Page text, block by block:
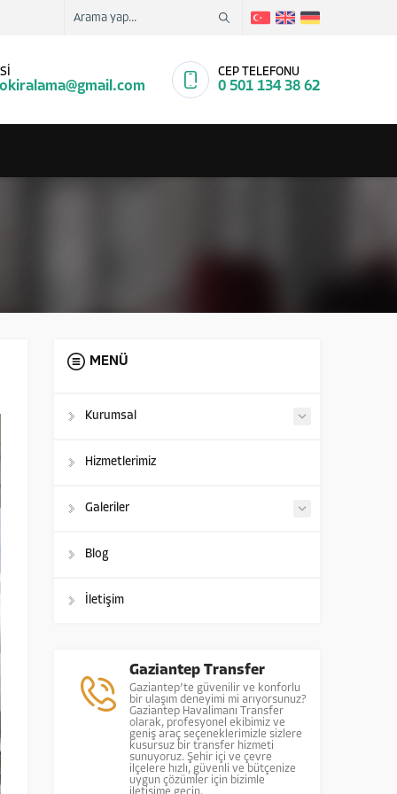
CEP TELEFONU
0 501 134 38 62
MENÜ
Kurumsal
Hizmetlerimiz
Galeriler
Blog
İletişim
Gaziantep Transfer
Gaziantep’te güvenilir ve konforlu
bir ulaşım deneyimi mi arıyorsunuz?
Gaziantep Havalimanı Transfer
olarak, profesyonel ekibimiz ve
geniş araç seçeneklerimizle sizlere
kusursuz bir transfer hizmeti
sunuyoruz. Şehir içi ve çevre
ilçelere hızlı, güvenli ve bütçenize
uygun çözümler için bizimle